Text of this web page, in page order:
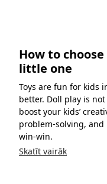
How to
little one
Toys are fun for kids
better. Doll play is
boost your kids’
problem-solving, and
win-win.
Skatīt vairāk